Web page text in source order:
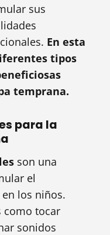
sus
En esta
tipos
temprana.
para la
son una
el
los niños.
como tocar
sonidos